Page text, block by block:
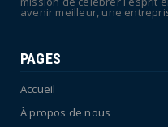
avenir meilleur, une
PAGES
Accueil
À propos de nous